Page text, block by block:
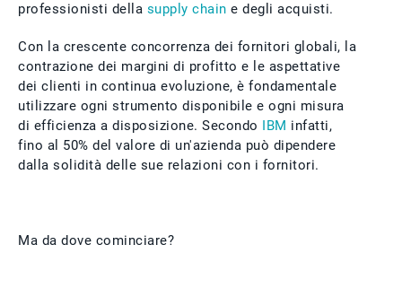
professionisti della supply chain e degli acquisti.
Con la crescente concorrenza dei fornitori globali, la
contrazione dei margini di profitto e le aspettative
dei clienti in continua evoluzione, è fondamentale
utilizzare ogni strumento disponibile e ogni misura
di efficienza a disposizione. Secondo
IBM infatti,
fino al 50% del valore di un'azienda può dipendere
dalla solidità delle sue relazioni con i fornitori.
Ma da dove cominciare?